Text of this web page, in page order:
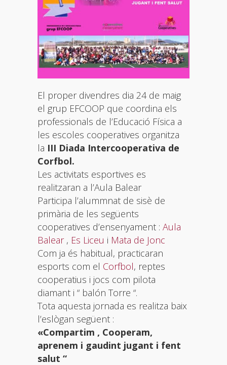
El proper divendres dia 24 de maig
el grup EFCOOP que coordina els
professionals de l’Educació Física a
les escoles cooperatives organitza
la III Diada Intercooperativa de
Corfbol.
Les activitats esportives es
realitzaran a l’Aula Balear
Participa l’alummnat de sisè de
primària de les següents
cooperatives d’ensenyament : Aula
Balear, Es Liceu i Mata de Jonc
Com ja és habitual, practicaran
esports com el Corfbol, reptes
cooperatius i jocs com pilota
diamant i “ balón Torre “.
Tota aquesta jornada es realitza baix
l’eslògan següent :
«Compartim , Cooperam,
aprenem i gaudint jugant i fent
salut “